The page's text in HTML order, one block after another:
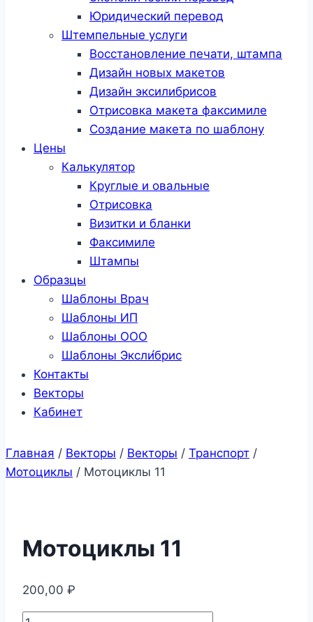
Юридический перевод
Штемпельные услуги
Восстановление печати, штампа
Дизайн новых макетов
Дизайн эксилибрисов
Отрисовка макета факсимиле
Создание макета по шаблону
Цены
Калькулятор
Круглые и овальные
Отрисовка
Визитки и бланки
Факсимиле
Штампы
Образцы
Шаблоны Врач
Шаблоны ИП
Шаблоны ООО
Шаблоны Эксли́брис
Контакты
Векторы
Кабинет
Главная / Векторы / Векторы / Транспорт /
Мотоциклы / Мотоциклы 11
Мотоциклы 11
200,00 ₽